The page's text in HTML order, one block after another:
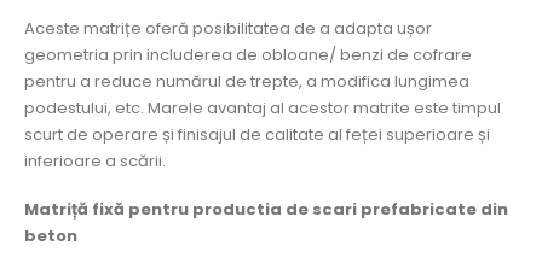
Aceste matrițe oferă posibilitatea de a adapta ușor
geometria prin includerea de obloane/ benzi de cofrare
pentru a reduce numărul de trepte, a modifica lungimea
podestului, etc. Marele avantaj al acestor matrite este timpul
scurt de operare și finisajul de calitate al feței superioare și
inferioare a scării.
Matriță fixă pentru productia de scari prefabricate din
beton